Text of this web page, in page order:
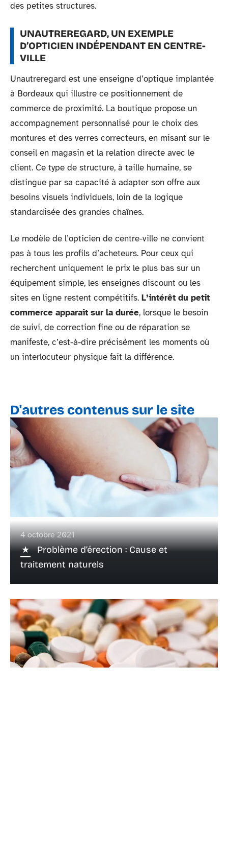
des petites structures.
UNAUTREREGARD, UN EXEMPLE
D’OPTICIEN INDÉPENDANT EN CENTRE-
VILLE
Unautreregard est une enseigne d’optique implantée
à Bordeaux qui illustre ce positionnement de
commerce de proximité. La boutique propose un
accompagnement personnalisé pour le choix des
montures et des verres correcteurs, en misant sur le
conseil en magasin et la relation directe avec le
client. Ce type de structure, à taille humaine, se
distingue par sa capacité à adapter son offre aux
besoins visuels individuels, loin de la logique
standardisée des grandes chaînes.
Le modèle de l’opticien de centre-ville ne convient
pas à tous les profils d’acheteurs. Pour ceux qui
recherchent uniquement le prix le plus bas sur un
équipement simple, les enseignes discount ou les
sites en ligne restent compétitifs. L’intérêt du petit
commerce apparaît sur la durée, lorsque le besoin
de suivi, de correction fine ou de réparation se
manifeste, c’est-à-dire précisément les moments où
un interlocuteur physique fait la différence.
D'autres contenus sur le site
4 octobre 2021
Problème d’érection : Cause et
traitement naturels